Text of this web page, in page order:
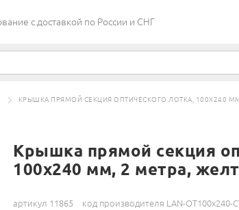
c доставкой по России и СНГ
КРЫШКА ПРЯМОЙ СЕКЦИЯ ОПТИЧЕСКОГО ЛОТКА, 100X240
Крышка прямой секция
100x240 мм, 2 метра,
артикул 11865 код производителя LAN-OT100x240-